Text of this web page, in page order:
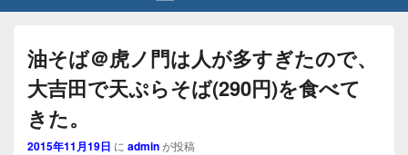
油そば＠虎ノ門は人が多すぎたので、
大吉田で天ぷらそば(290円)を食べて
きた。
2015年11月19日 に adminが投稿